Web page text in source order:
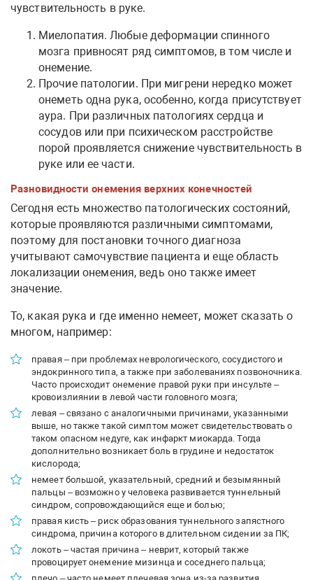
чувствительность в руке.
Миелопатия. Любые деформации спинного
мозга привносят ряд симптомов, в том числе и
онемение.
Прочие патологии. При мигрени нередко может
онеметь одна рука, особенно, когда присутствует
аура. При различных патологиях сердца и
сосудов или при психическом расстройстве
порой проявляется снижение чувствительность в
руке или ее части.
Разновидности онемения верхних конечностей
Сегодня есть множество патологических состояний,
которые проявляются различными симптомами,
поэтому для постановки точного диагноза
учитывают самочувствие пациента и еще область
локализации онемения, ведь оно также имеет
значение.
То, какая рука и где именно немеет, может сказать о
многом, например:
правая – при проблемах неврологического, сосудистого и
эндокринного типа, а также при заболеваниях позвоночника.
Часто происходит онемение правой руки при инсульте –
кровоизлиянии в левой части головного мозга;
левая – связано с аналогичными причинами, указанными
выше, но также такой симптом может свидетельствовать о
таком опасном недуге, как инфаркт миокарда. Тогда
дополнительно возникает боль в грудине и недостаток
кислорода;
немеет большой, указательный, средний и безымянный
пальцы – возможно у человека развивается туннельный
синдром, сопровождающийся еще и болью;
правая кисть – риск образования туннельного запястного
синдрома, причина которого в длительном сидении за ПК;
локоть – частая причина – неврит, который также
провоцирует онемение мизинца и соседнего пальца;